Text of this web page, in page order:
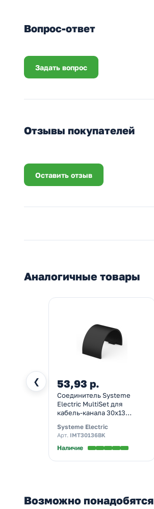
Вопрос-ответ
Задать вопрос
Отзывы покупателей
Оставить отзыв
Аналогичные товары
❮ 53,93 р.
Соединитель Systeme
Electric MultiSet для
кабель-канала 30х13
Systeme Electric
Арт. IMT30136BK
Наличие
Возможно понадобятся